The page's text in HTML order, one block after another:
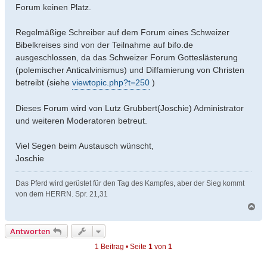
Forum keinen Platz.
Regelmäßige Schreiber auf dem Forum eines Schweizer
Bibelkreises sind von der Teilnahme auf bifo.de
ausgeschlossen, da das Schweizer Forum Gotteslästerung
(polemischer Anticalvinismus) und Diffamierung von Christen
betreibt (siehe viewtopic.php?t=250 )
Dieses Forum wird von Lutz Grubbert(Joschie) Administrator
und weiteren Moderatoren betreut.
Viel Segen beim Austausch wünscht,
Joschie
Das Pferd wird gerüstet für den Tag des Kampfes, aber der Sieg kommt
von dem HERRN. Spr. 21,31
Antworten
1 Beitrag • Seite 1 von 1